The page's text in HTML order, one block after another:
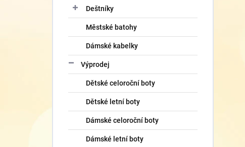
Deštníky
Městské batohy
Dámské kabelky
Výprodej
Dětské celoroční boty
Dětské letní boty
Dámské celoroční boty
Dámské letní boty